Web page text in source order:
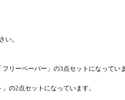
い。
リーペーパー」の3点セットになっていま
の2点セットになっています。